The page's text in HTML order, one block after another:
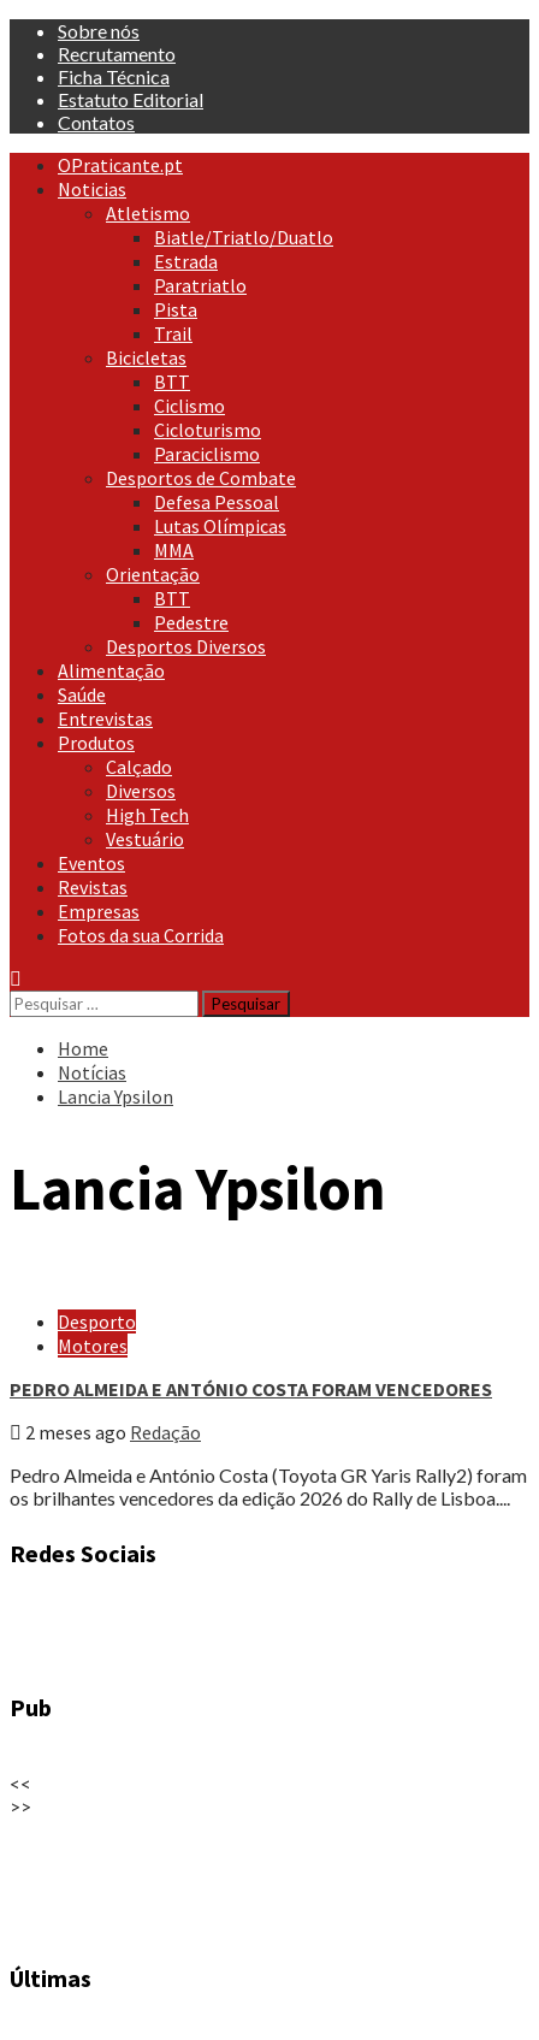
Skip
content
Sobre nós
Recrutamento
Ficha Técnica
Estatuto Editorial
Contatos
Primary
Menu
OPraticante.pt
Noticias
Atletismo
Biatle/Triatlo/Duatlo
Estrada
Paratriatlo
Pista
Trail
Bicicletas
BTT
Ciclismo
Cicloturismo
Paraciclismo
Desportos de Combate
Defesa Pessoal
Lutas Olímpicas
MMA
Orientação
BTT
Pedestre
Desportos Diversos
Alimentação
Saúde
Entrevistas
Produtos
Calçado
Diversos
High Tech
Vestuário
Eventos
Revistas
Empresas
Fotos da sua Corrida
Pesquisar
por:
Home
Notícias
Lancia Ypsilon
Lancia Ypsilon
Desporto
Motores
PEDRO ALMEIDA E ANTÓNIO COSTA FORAM VENCEDORES
2 meses ago Redação
Pedro Almeida e António Costa (Toyota GR Yaris Rally2) foram
os brilhantes vencedores da edição 2026 do Rally de Lisboa....
Redes Sociais
Pub
<<
>>
Últimas